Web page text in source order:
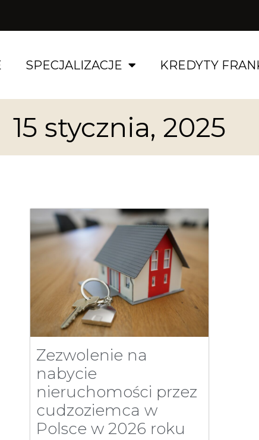
SPECJALIZACJE KREDYTY
15 stycznia, 2025
Zezwolenie na
nabycie
nieruchomości przez
cudzoziemca w
Polsce w 2026 roku